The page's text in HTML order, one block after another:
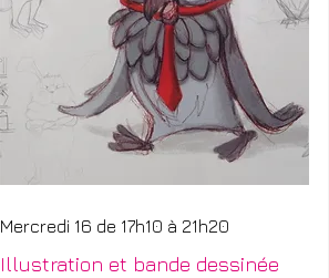
Mercredi 16 de 17h10 à 21h20
Illustration et bande dessinée